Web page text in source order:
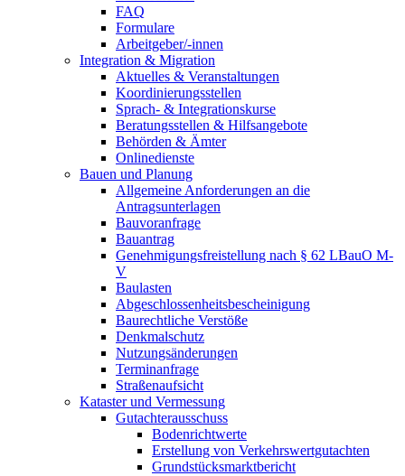
FAQ
Formulare
Arbeitgeber/-innen
Integration & Migration
Aktuelles & Veranstaltungen
Koordinierungsstellen
Sprach- & Integrationskurse
Beratungsstellen & Hilfsangebote
Behörden & Ämter
Onlinedienste
Bauen und Planung
Allgemeine Anforderungen an die
Antragsunterlagen
Bauvoranfrage
Bauantrag
Genehmigungsfreistellung nach § 62 LBauO M-
V
Baulasten
Abgeschlossenheits­bescheinigung
Baurechtliche Verstöße
Denkmalschutz
Nutzungsänderungen
Terminanfrage
Straßenaufsicht
Kataster und Vermessung
Gutachterausschuss
Bodenrichtwerte
Erstellung von Verkehrswertgutachten
Grundstücksmarktbericht